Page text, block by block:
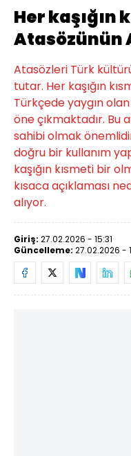
Her kaşığın
Atasözünün
Atasözleri Türk
tutar. Her kaşığın
Türkçede yaygın
öne çıkmaktadır. Bu
sahibi olmak
doğru bir kullanım
kaşığın kısmeti bir
kısaca açıklaması
alıyor.
Giriş: 27.02.2026 - 15:31
Güncelleme: 27.02.2026 -